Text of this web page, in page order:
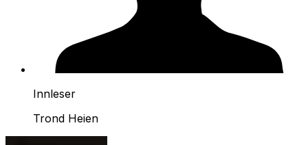
Innleser
Trond Heien